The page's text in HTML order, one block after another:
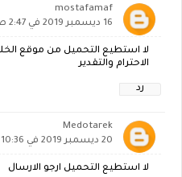
mostafamaf
16 ديسمبر 2019 في 2:47 ص
لا استطيع التحميل من موقع
الاحترام والتقدير
رد
Medotarek
20 ديسمبر 2019 في 10:36 م
لا استطيع التحميل ارجو الارسال